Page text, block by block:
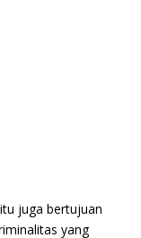
juga bertujuan
yang